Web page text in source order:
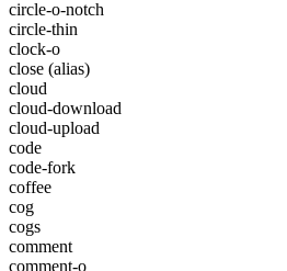
circle-o-notch
circle-thin
clock-o
close (alias)
cloud
cloud-download
cloud-upload
code
code-fork
coffee
cog
cogs
comment
comment-o